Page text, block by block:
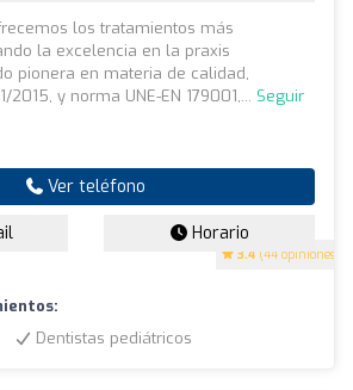
3.4 (44 opiniones)
los tratamientos más
la excelencia en la praxis
pionera en materia de calidad,
2015, y norma UNE-EN 179001,... Seguir
Ver teléfono
Horario
Dentistas pediátricos